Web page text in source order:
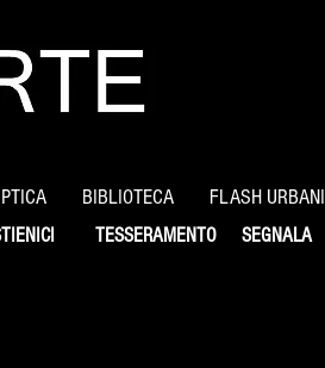
BIBLIOTECA FLASH URBANI
SEGNALA
TESSERAMENTO